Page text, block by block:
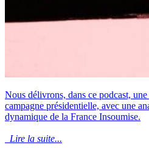
Nous délivrons, dans ce podcast,
campagne présidentielle, avec une
dynamique de la France Insoumise.
Lire la suite...